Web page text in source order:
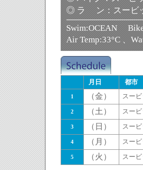
◎ ラ ン：スービ
Swim:OCEAN
Air Temp:33°C 、
月日
1 （金） スービ
2 （土） スービ
3 （日） スービ
4 （月） スービ
5 （火） スービ